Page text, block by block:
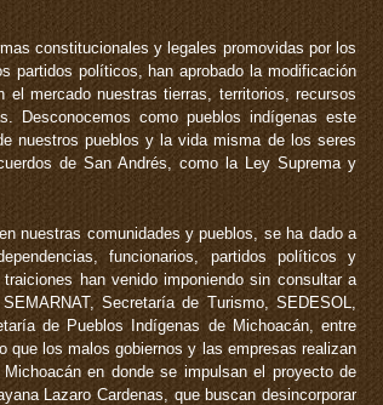
constitucionales y legales promovidas por los
partidos políticos, han aprobado la modificación
mercado nuestras tierras, territorios, recursos
Desconocemos como pueblos indígenas este
nuestros pueblos y la vida misma de los seres
de San Andrés, como la Ley Suprema y
nuestras comunidades y pueblos, se ha dado a
funcionarios, partidos políticos y
han venido imponiendo sin consultar a
Secretaría de Turismo, SEDESOL,
de Pueblos Indígenas de Michoacán, entre
que los malos gobiernos y las empresas realizan
en donde se impulsan el proyecto de
Lazaro Cardenas, que buscan desincorporar